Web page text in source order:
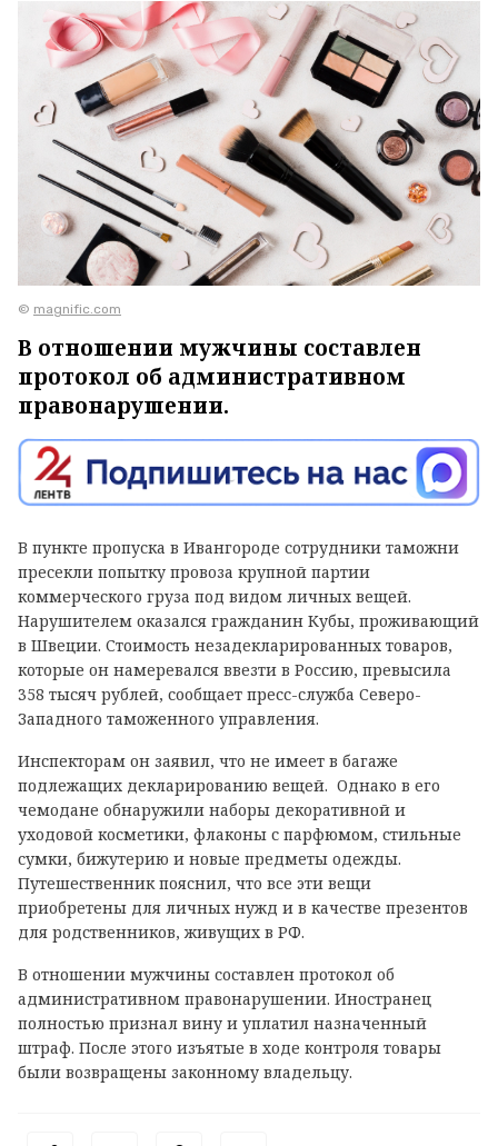
© magnific.com
В отношении мужчины составлен
протокол об административном
правонарушении.
В пункте пропуска в Ивангороде сотрудники таможни
пресекли попытку провоза крупной партии
коммерческого груза под видом личных вещей.
Нарушителем оказался гражданин Кубы, проживающий
в Швеции. Стоимость незадекларированных товаров,
которые он намеревался ввезти в Россию, превысила
358 тысяч рублей, сообщает пресс-служба Северо-
Западного таможенного управления.
Инспекторам он заявил, что не имеет в багаже
подлежащих декларированию вещей. Однако в его
чемодане обнаружили наборы декоративной и
уходовой косметики, флаконы с парфюмом, стильные
сумки, бижутерию и новые предметы одежды.
Путешественник пояснил, что все эти вещи
приобретены для личных нужд и в качестве презентов
для родственников, живущих в РФ.
В отношении мужчины составлен протокол об
административном правонарушении. Иностранец
полностью признал вину и уплатил назначенный
штраф. После этого изъятые в ходе контроля товары
были возвращены законному владельцу.